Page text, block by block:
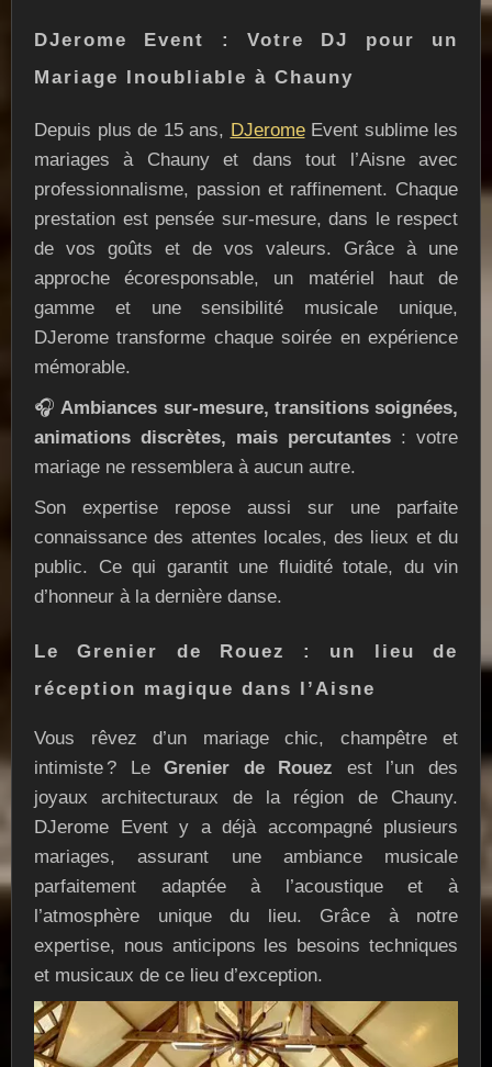
DJerome Event : Votre DJ pour un
Mariage Inoubliable à Chauny
Depuis plus de 15 ans, DJeromeEvent sublime les
mariages à Chauny et dans tout l’Aisne avec
professionnalisme, passion et raffinement. Chaque
prestation est pensée sur-mesure, dans le respect
de vos goûts et de vos valeurs. Grâce à une
approche écoresponsable, un matériel haut de
gamme et une sensibilité musicale unique,
DJerome transforme chaque soirée en expérience
mémorable.
🎧Ambiances sur-mesure, transitions soignées,
animations discrètes, mais percutantes : votre
mariage ne ressemblera à aucun autre.
Son expertise repose aussi sur une parfaite
connaissance des attentes locales, des lieux et du
public. Ce qui garantit une fluidité totale, du vin
d’honneur à la dernière danse.
Le Grenier de Rouez : un lieu de
réception magique dans l’Aisne
Vous rêvez d’un mariage chic, champêtre et
intimiste ? LeGrenier de Rouez est l’un des
joyaux architecturaux de la région de Chauny.
DJerome Event y a déjà accompagné plusieurs
mariages, assurant une ambiance musicale
parfaitement adaptée à l’acoustique et à
l’atmosphère unique du lieu. Grâce à notre
expertise, nous anticipons les besoins techniques
et musicaux de ce lieu d’exception.